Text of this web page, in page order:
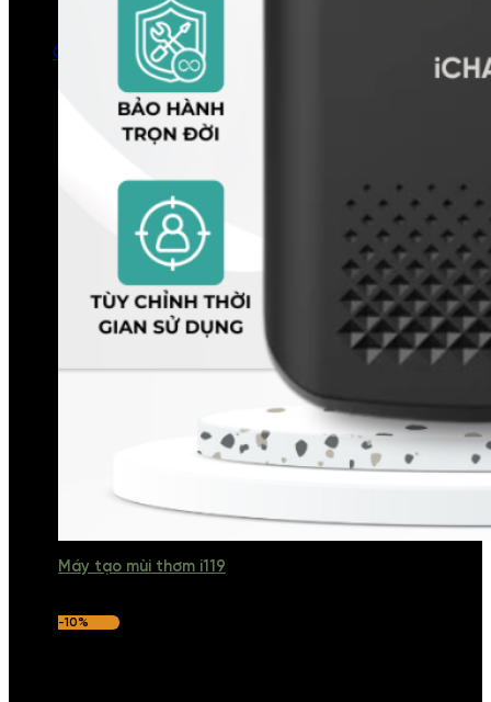
Chưa có sản phẩm trong giỏ hàng.
Quay trở lại cửa hàng
Máy tạo mùi thơm i119
-10%